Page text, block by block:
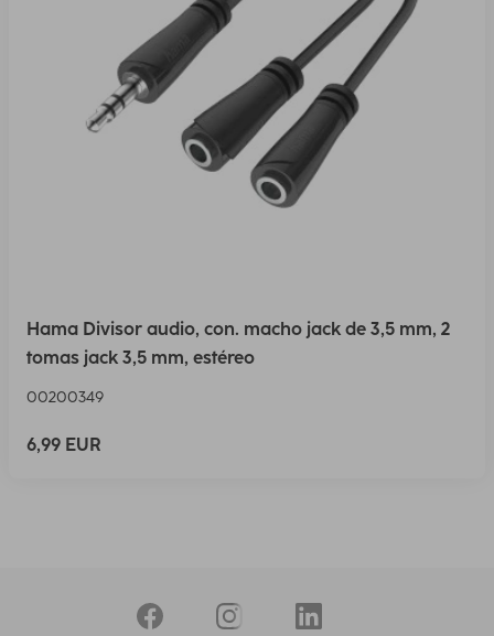
Hama Divisor audio, con. macho jack de 3,5 mm, 2
tomas jack 3,5 mm, estéreo
00200349
6,99 EUR